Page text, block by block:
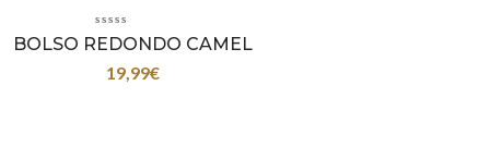
BOLSO REDONDO CAMEL
19,99€